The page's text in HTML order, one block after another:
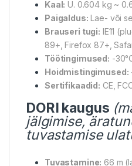
Kaal: U. 0.604 kg ~
Paigaldus: Lae- või
Brauseri tugi: IE11
89+, Firefox 87+,
Töötingimused: -
Hoidmistingimused:
Sertifikaadid: CE,
DORI kaugus
jälgimise,
tuvastamise
Tuvastamine: 66 m